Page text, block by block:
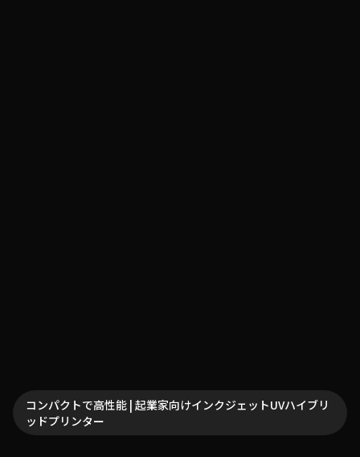
コンパクトで高性能 | 起業家向けインクジェットUVハイブリ
ッドプリンター